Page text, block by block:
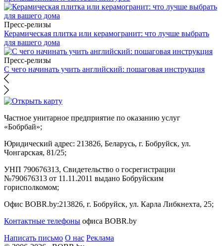
Пресс-релизы
Керамическая плитка или керамогранит: что лучше выбрать
для вашего дома
Пресс-релизы
С чего начинать учить английский: пошаговая инструкция
Частное унитарное предприятие по оказанию услуг
«Бобрбай»;
Юридический адрес: 213826, Беларусь, г. Бобруйск, ул.
Чонгарская, 81/25;
УНП 790676313, Свидетельство о госрегистрации
№790676313 от 11.11.2011 выдано Бобруйским
горисполкомом;
Офис BOBR.by:213826, г. Бобруйск, ул. Карла Либкнехта, 25;
Контактные телефоны офиса BOBR.by
Написать письмо О нас Реклама